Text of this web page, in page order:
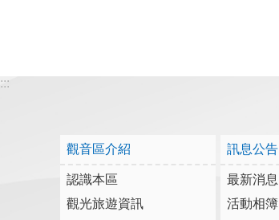
:::
觀音區介紹
認識本區
觀光旅遊資訊
訊息公告
最新消息
活動相簿